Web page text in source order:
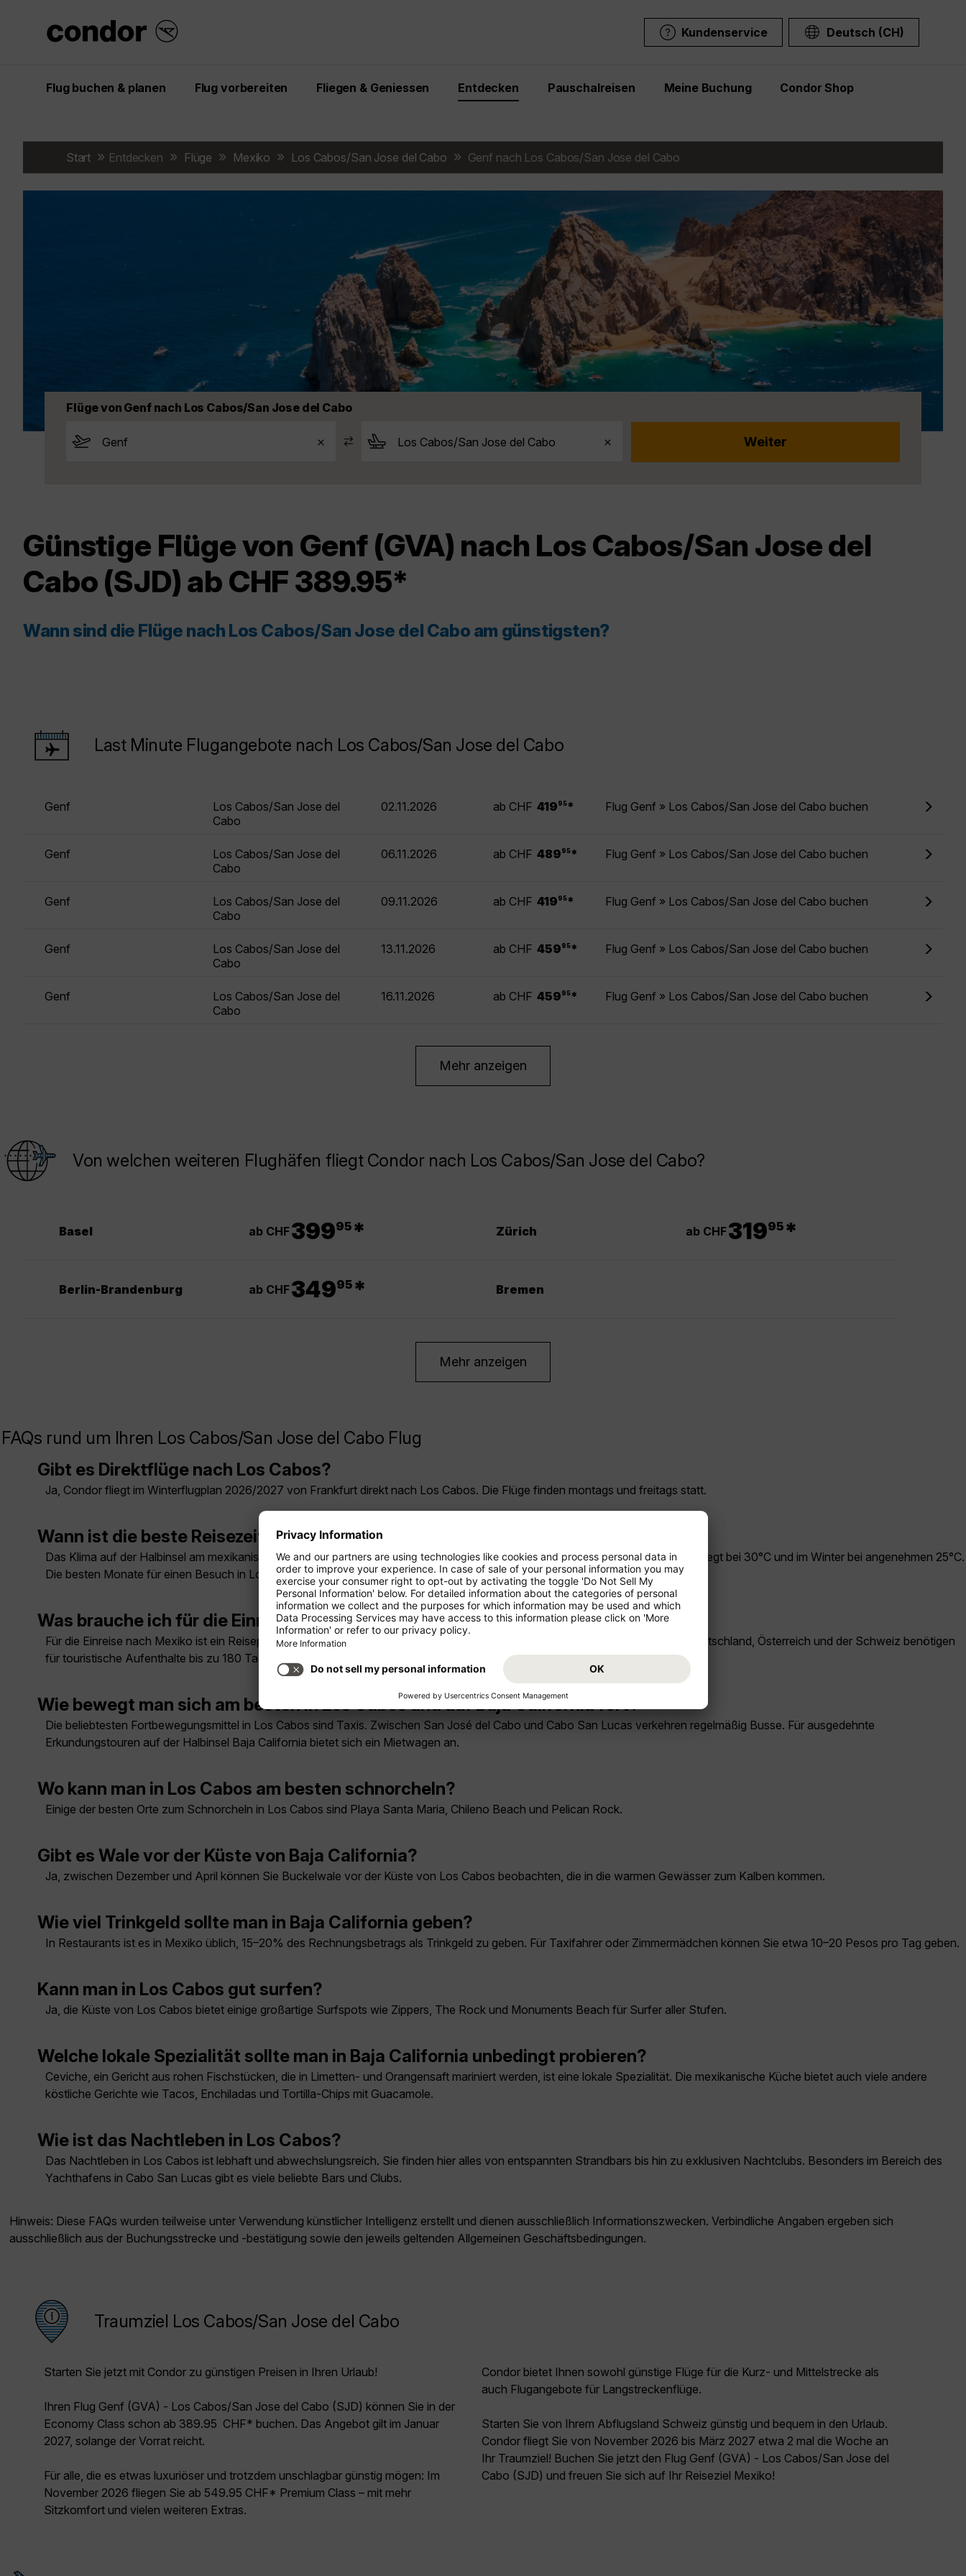
Kundenservice Deutsch (CH)
Flug buchen & planen Flug vorbereiten Fliegen & Geniessen Entdecken Pauschalreisen Meine Buchung Condor Shop
Start Entdecken Flüge Mexiko Los Cabos/San Jose del Cabo Genf nach Los Cabos/San Jose del Cabo
Flüge von Genf nach Los Cabos/San Jose del Cabo
Günstige Flüge von Genf (GVA) nach Los Cabos/San Jose del
Cabo (SJD) ab CHF 389.95*
Wann sind die Flüge nach Los Cabos/San Jose del Cabo am günstigsten?
Last Minute Flugangebote nach Los Cabos/San Jose del Cabo
Genf
Los Cabos/San Jose del
Cabo
02.11.2026 ab CHF 419 95 * Flug Genf » Los Cabos/San Jose del Cabo buchen
Genf
Los Cabos/San Jose del
Cabo
06.11.2026 ab CHF 489 95 * Flug Genf » Los Cabos/San Jose del Cabo buchen
Genf
Los Cabos/San Jose del
Cabo
09.11.2026 ab CHF 419 95 * Flug Genf » Los Cabos/San Jose del Cabo buchen
Genf
Los Cabos/San Jose del
Cabo
13.11.2026 ab CHF 459 95 * Flug Genf » Los Cabos/San Jose del Cabo buchen
Genf
Los Cabos/San Jose del
Cabo
16.11.2026 ab CHF 459 95 * Flug Genf » Los Cabos/San Jose del Cabo buchen
Mehr anzeigen
Von welchen weiteren Flughäfen fliegt Condor nach Los Cabos/San Jose del Cabo?
Basel ab CHF39995 * Zürich ab CHF31995 *
Berlin-Brandenburg ab CHF34995 * Bremen
Mehr anzeigen
FAQs rund um Ihren Los Cabos/San Jose del Cabo Flug
Gibt es Direktflüge nach Los Cabos?
Ja, Condor fliegt im Winterflugplan 2026/2027 von Frankfurt direkt nach Los Cabos. Die Flüge finden montags und freitags statt.
Wann ist die beste Reisezeit für Baja California?
Das Klima auf der Halbinsel am mexikanischen Pazifik ist ganzjährig warm und sonnig. Die Durchschnittstemperatur im Sommer liegt bei 30°C und im Winter bei angenehmen 25°C.
Die besten Monate für einen Besuch in Los Cabos sind November bis Mai, wenn das Wetter angenehm und trocken ist.
Was brauche ich für die Einreise nach Mexiko?
Für die Einreise nach Mexiko ist ein Reisepass erforderlich, der für die Dauer des Aufenthalts gültig ist. Staatsangehörige aus Deutschland, Österreich und der Schweiz benötigen
für touristische Aufenthalte bis zu 180 Tagen kein Visum. Aktuelle Hinweise bietet das
Auswärtige Amt.
Wie bewegt man sich am besten in Los Cabos und auf Baja California fort?
Die beliebtesten Fortbewegungsmittel in Los Cabos sind Taxis. Zwischen San José del Cabo und Cabo San Lucas verkehren regelmäßig Busse. Für ausgedehnte
Erkundungstouren auf der Halbinsel Baja California bietet sich ein Mietwagen an.
Wo kann man in Los Cabos am besten schnorcheln?
Einige der besten Orte zum Schnorcheln in Los Cabos sind Playa Santa Maria, Chileno Beach und Pelican Rock.
Gibt es Wale vor der Küste von Baja California?
Ja, zwischen Dezember und April können Sie Buckelwale vor der Küste von Los Cabos beobachten, die in die warmen Gewässer zum Kalben kommen.
Wie viel Trinkgeld sollte man in Baja California geben?
In Restaurants ist es in Mexiko üblich, 15–20% des Rechnungsbetrags als Trinkgeld zu geben. Für Taxifahrer oder Zimmermädchen können Sie etwa 10–20 Pesos pro Tag geben.
Kann man in Los Cabos gut surfen?
Ja, die Küste von Los Cabos bietet einige großartige Surfspots wie Zippers, The Rock und Monuments Beach für Surfer aller Stufen.
Welche lokale Spezialität sollte man in Baja California unbedingt probieren?
Ceviche, ein Gericht aus rohen Fischstücken, die in Limetten- und Orangensaft mariniert werden, ist eine lokale Spezialität. Die mexikanische Küche bietet auch viele andere
köstliche Gerichte wie Tacos, Enchiladas und Tortilla-Chips mit Guacamole.
Wie ist das Nachtleben in Los Cabos?
Das Nachtleben in Los Cabos ist lebhaft und abwechslungsreich. Sie finden hier alles von entspannten Strandbars bis hin zu exklusiven Nachtclubs. Besonders im Bereich des
Yachthafens in Cabo San Lucas gibt es viele beliebte Bars und Clubs.
Hinweis: Diese FAQs wurden teilweise unter Verwendung künstlicher Intelligenz erstellt und dienen ausschließlich Informationszwecken. Verbindliche Angaben ergeben sich
ausschließlich aus der Buchungsstrecke und -bestätigung sowie den jeweils geltenden Allgemeinen Geschäftsbedingungen.
Traumziel Los Cabos/San Jose del Cabo
Starten Sie jetzt mit Condor zu günstigen Preisen in Ihren Urlaub!
Ihren Flug Genf (GVA) - Los Cabos/San Jose del Cabo (SJD) können Sie in der
Economy Class schon ab 389.95 CHF* buchen. Das Angebot gilt im Januar
2027, solange der Vorrat reicht.
Für alle, die es etwas luxuriöser und trotzdem unschlagbar günstig mögen: Im
November 2026 fliegen Sie ab 549.95 CHF* Premium Class – mit mehr
Sitzkomfort und vielen weiteren Extras.
Condor bietet Ihnen sowohl günstige Flüge für die Kurz- und Mittelstrecke als
auch Flugangebote für Langstreckenflüge.
Starten Sie von Ihrem Abflugsland Schweiz günstig und bequem in den Urlaub.
Condor fliegt Sie von November 2026 bis März 2027 etwa 2 mal die Woche an
Ihr Traumziel! Buchen Sie jetzt den Flug Genf (GVA) - Los Cabos/San Jose del
Cabo (SJD) und freuen Sie sich auf Ihr Reiseziel Mexiko!